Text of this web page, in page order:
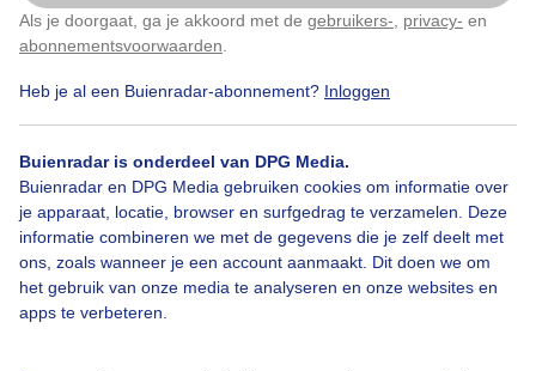
Als je doorgaat, ga je akkoord met de gebruikers- privacy- en
abonnementsvoorwaarden
Heb je al een Buienradar-abonnement? Inloggen
Buienradar is onderdeel van DPG Media.
Buienradar en DPG Media gebruiken cookies om informatie over
je apparaat, locatie, browser en surfgedrag te verzamelen. Deze
informatie combineren we met de gegevens die je zelf deelt met
ons, zoals wanneer je een account aanmaakt. Dit doen we om
het gebruik van onze media te analyseren en onze websites en
apps te verbeteren.
Door: Rene
Bekijk slideshow
Klik hierom dit aan te passen